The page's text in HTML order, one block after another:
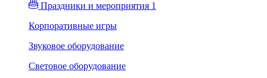
Праздники и мероприятия 1
Корпоративные игры
Звуковое оборудование
Световое оборудование